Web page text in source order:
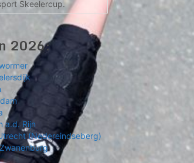
Skeelercup.
2026:
a.d. Rijn
(Nedereindseberg)
Zwanenburg